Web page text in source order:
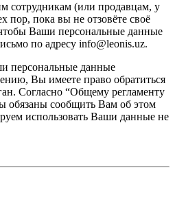
сотрудникам (или продавцам, у
пор, пока вы не отзовёте своё
Ваши персональные данные
по адресу info@leonis.uz.
персональные данные
Вы имеете право обратиться
Согласно “Общему регламенту
обязаны сообщить Вам об этом
использовать Ваши данные не